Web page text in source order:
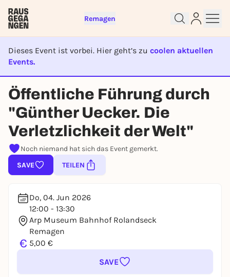
Remagen
Dieses Event ist vorbei. Hier geht’s zu coolen aktuellen
Events.
EVENT IST BEENDET
Öffentliche Führung durch
"Günther Uecker. Die
Verletzlichkeit der Welt"
Noch niemand hat sich das Event gemerkt.
SAVE
TEILEN
Do, 04. Jun 2026
12:00 - 13:30
Arp Museum Bahnhof Rolandseck
Remagen
€ 5,00 €
SAVE
Sign up for free and get started
right away
To like events, follow pages, or participate in
lotteries, you need a free Rausgegangen account.
REGISTER FOR FREE NOW
You already have an account?Log in now